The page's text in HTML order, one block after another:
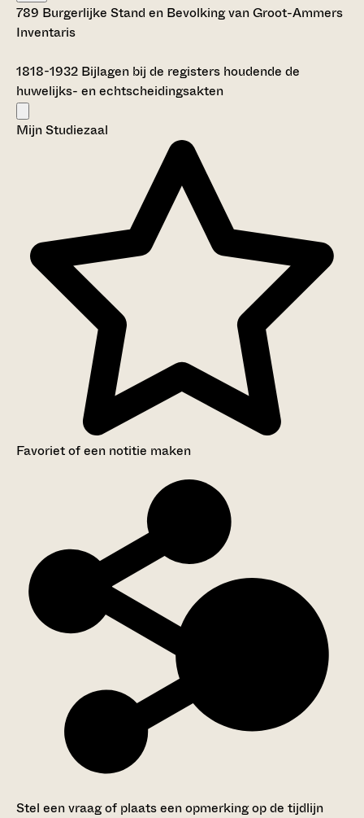
789 Burgerlijke Stand en Bevolking van Groot-Ammers
Inventaris
1818-1932 Bijlagen bij de registers houdende de
huwelijks- en echtscheidingsakten
Mijn Studiezaal
Favoriet of een notitie maken
Stel een vraag of plaats een opmerking op de tijdlijn